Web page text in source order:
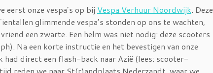
onze vespa’s op bij Vespa Verhuur Noordwijk. Deze
glimmende vespa’s stonden op ons te wachten,
een zwarte. Een helm was niet nodig: deze scooters
Na een korte instructie en het bevestigen van onze
had direct een flash-back naar Azië (lees: scooter-
reden we naar St(r)andplaats Nederzandt, waar we